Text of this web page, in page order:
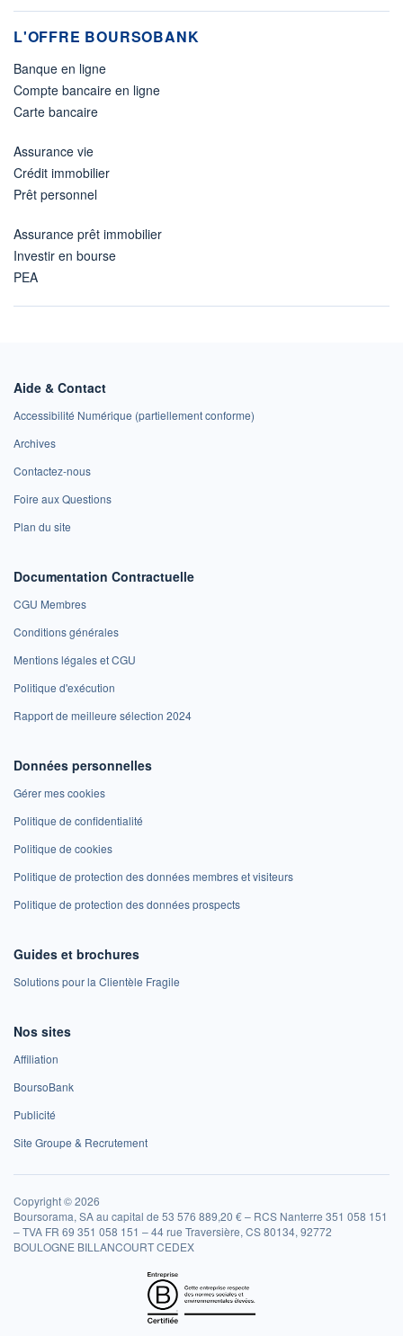
L'OFFRE BOURSOBANK
Banque en ligne
Compte bancaire en ligne
Carte bancaire
Assurance vie
Crédit immobilier
Prêt personnel
Assurance prêt immobilier
Investir en bourse
PEA
Aide & Contact
Accessibilité Numérique (partiellement conforme)
Archives
Contactez-nous
Foire aux Questions
Plan du site
Documentation Contractuelle
CGU Membres
Conditions générales
Mentions légales et CGU
Politique d'exécution
Rapport de meilleure sélection 2024
Données personnelles
Gérer mes cookies
Politique de confidentialité
Politique de cookies
Politique de protection des données membres et visiteurs
Politique de protection des données prospects
Guides et brochures
Solutions pour la Clientèle Fragile
Nos sites
Affiliation
BoursoBank
Publicité
Site Groupe & Recrutement
Copyright © 2026
Boursorama, SA au capital de 53 576 889,20 € – RCS Nanterre 351 058 151
– TVA FR 69 351 058 151 – 44 rue Traversière, CS 80134, 92772
BOULOGNE BILLANCOURT CEDEX